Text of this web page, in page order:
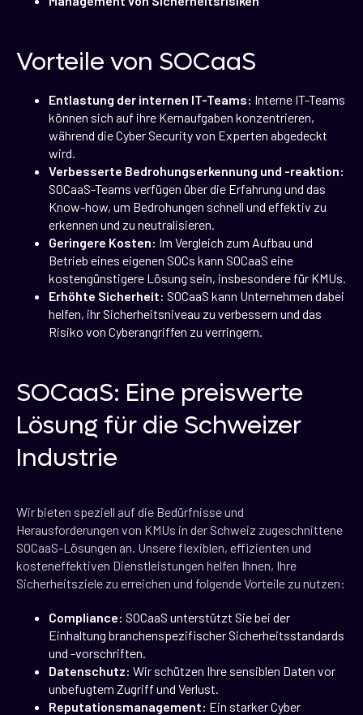
Vorteile von SOCaaS
Entlastung der internen IT-Teams: Interne IT-Teams
können sich auf ihre Kernaufgaben konzentrieren,
während die Cyber Security von Experten abgedeckt
wird.
Verbesserte Bedrohungserkennung und -reaktion:
SOCaaS-Teams verfügen über die Erfahrung und das
Know-how, um Bedrohungen schnell und effektiv zu
erkennen und zu neutralisieren.
Geringere Kosten: Im Vergleich zum Aufbau und
Betrieb eines eigenen SOCs kann SOCaaS eine
kostengünstigere Lösung sein, insbesondere für KMUs.
Erhöhte Sicherheit: SOCaaS kann Unternehmen dabei
helfen, ihr Sicherheitsniveau zu verbessern und das
Risiko von Cyberangriffen zu verringern.
SOCaaS: Eine preiswerte
Lösung für die Schweizer
Industrie
Wir bieten speziell auf die Bedürfnisse und
Herausforderungen von KMUs in der Schweiz zugeschnittene
SOCaaS-Lösungen an. Unsere flexiblen, effizienten und
kosteneffektiven Dienstleistungen helfen Ihnen, Ihre
Sicherheitsziele zu erreichen und folgende Vorteile zu nutzen:
Compliance: SOCaaS unterstützt Sie bei der
Einhaltung branchenspezifischer Sicherheitsstandards
und -vorschriften.
Datenschutz: Wir schützen Ihre sensiblen Daten vor
unbefugtem Zugriff und Verlust.
Reputationsmanagement: Ein starker Cyber